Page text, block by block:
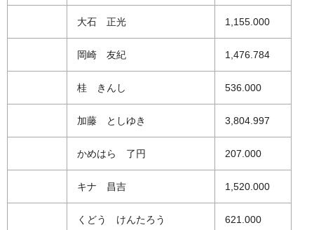
大石 正光 1,155.000
岡崎 友紀 1,476.784
桂 きんし 536.000
加藤 としゆき 3,804.997
かめはら 了円 207.000
キナ 昌吉 1,520.000
くどう けんたろう 621.000